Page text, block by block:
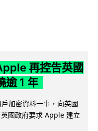
再控告英國
逾 1 年
加密資料一事，向英國
國政府要求 Apple 建立